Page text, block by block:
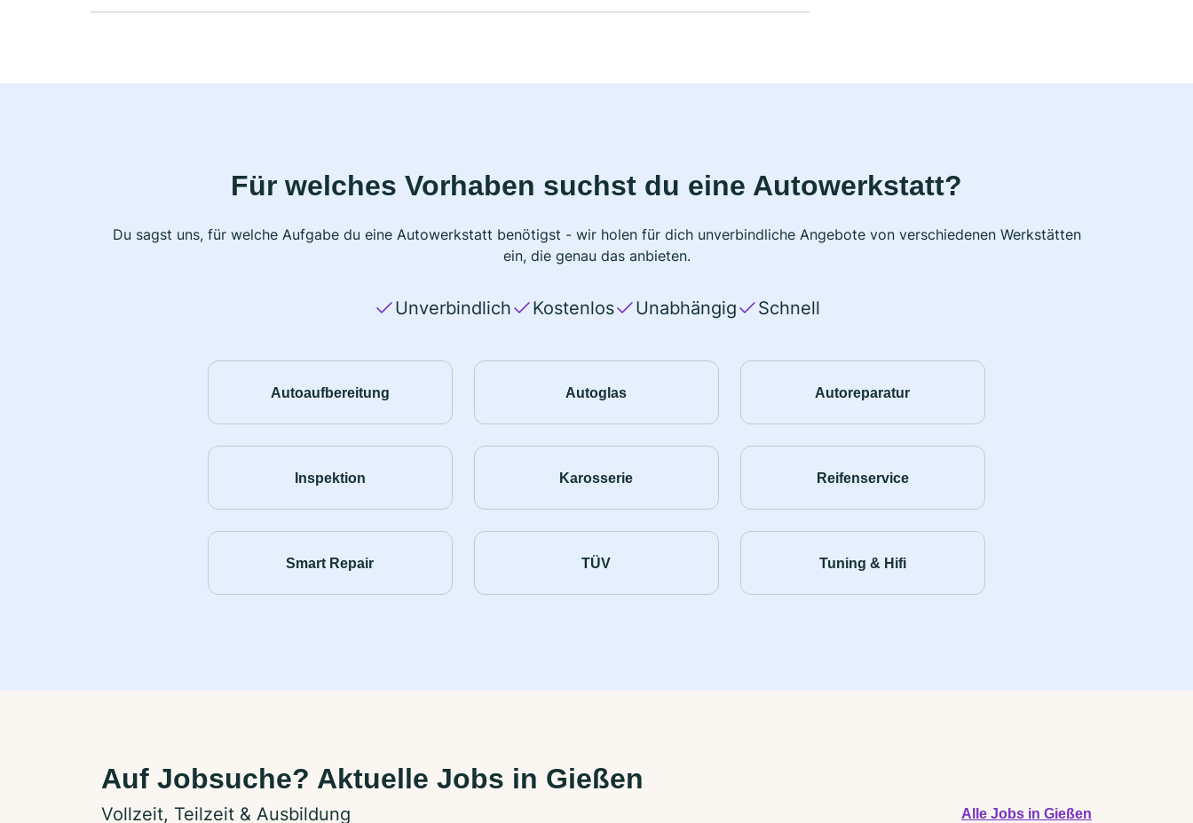
Für welches Vorhaben suchst du eine Autowerkstatt?
Du sagst uns, für welche Aufgabe du eine Autowerkstatt benötigst - wir holen für dich unverbindliche Angebote von verschiedenen Werkstätten
ein, die genau das anbieten.
Unverbindlich Kostenlos Unabhängig Schnell
Autoaufbereitung Autoglas Autoreparatur
Inspektion Karosserie Reifenservice
Smart Repair TÜV Tuning & Hifi
Auf Jobsuche? Aktuelle Jobs in Gießen
Vollzeit, Teilzeit & Ausbildung Alle Jobs in Gießen